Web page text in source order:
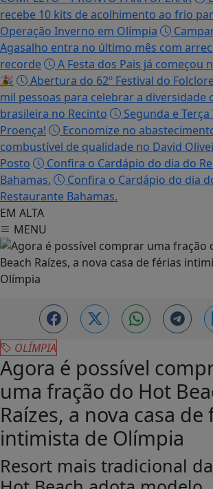
OLÍMPIA
Agora é possível
uma fração do Hot
Raízes, a nova casa de
intimista de Olímpia
Resort mais tradicional
Hot Beach adota modelo
multipropriedade e abre
de frações
16/12/2025 12:08
A+
IMPRIMIR
REPORTAR ERROS
O primeiro hotel da marca Hot Beach,
história que começou há duas décadas,
novo capítulo. O tradicional e
Thermas Park Resort & Spa agora se
Beach Raízes e passou a funcionar no
multipropriedade, permitindo que mais